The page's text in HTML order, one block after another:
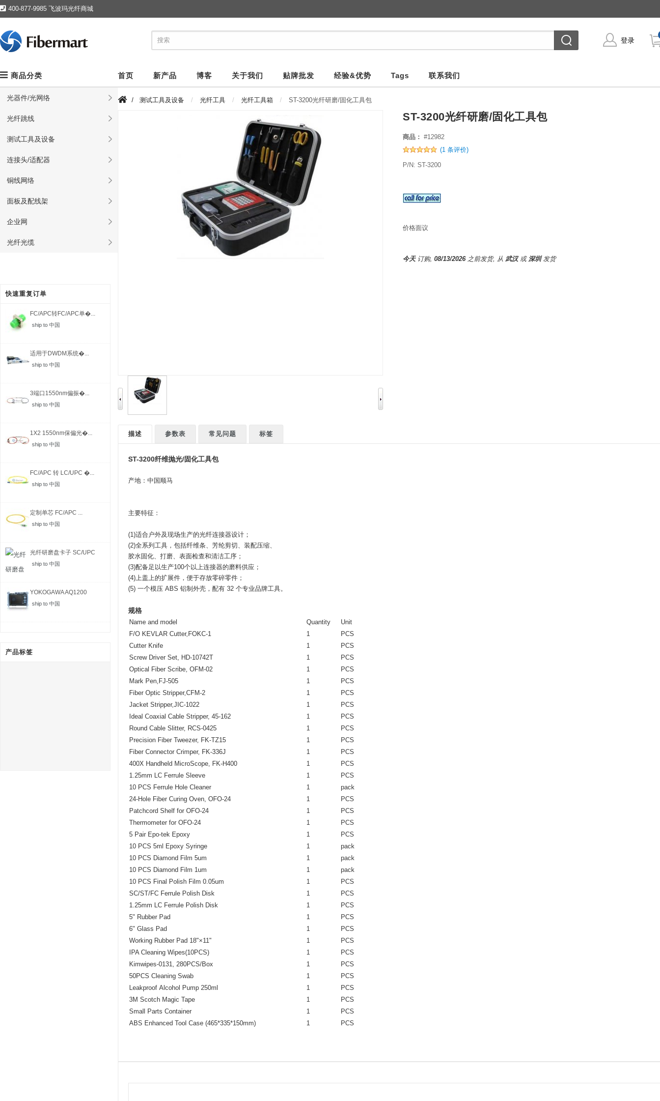
400-877-9985 飞波玛光纤商城
登录
商品分类
光器件/光网络
光纤跳线
测试工具及设备
连接头/适配器
铜线网络
面板及配线架
企业网
光纤光缆
首页 新产品 博客 关于我们 贴牌批发 经验&优势 Tags 联系我们
快速重复订单
FC/APC转FC/APC单�...
ship to 中国
适用于DWDM系统�...
ship to 中国
3端口1550nm偏振�...
ship to 中国
1X2 1550nm保偏光�...
ship to 中国
FC/APC 转 LC/UPC �...
ship to 中国
定制单芯 FC/APC ...
ship to 中国
光纤研磨盘卡子 SC/UPC
ship to 中国
YOKOGAWA AQ1200
MFT-...
ship to 中国
产品标签
/ 测试工具及设备 光纤工具 光纤工具箱 ST-3200光纤研磨/固化工具包
ST-3200光纤研磨/固化工具包
商品： #12982
(1 条评价)
P/N: ST-3200
价格面议
今天订购, 08/13/2026之前发货, 从 武汉或 深圳发货
描述 参数表 常见问题 标签
ST-3200纤维抛光/固化工具包
产地：中国顺马
主要特征：
(1)适合户外及现场生产的光纤连接器设计；
(2)全系列工具，包括纤维条、芳纶剪切、装配压缩、
胶水固化、打磨、表面检查和清洁工序；
(3)配备足以生产100个以上连接器的磨料供应；
(4)上盖上的扩展件，便于存放零碎零件；
(5) 一个模压 ABS 铝制外壳，配有 32 个专业品牌工具。
规格
Name and model Quantity
Unit
F/O KEVLAR Cutter,FOKC-1
1
PCS
Cutter Knife
1
PCS
Screw Driver Set, HD-10742T
1
PCS
Optical Fiber Scribe, OFM-02
1
PCS
Mark Pen,FJ-505
1
PCS
Fiber Optic Stripper,CFM-2
1
PCS
Jacket Stripper,JIC-1022
1
PCS
Ideal Coaxial Cable Stripper, 45-162
1
PCS
Round Cable Slitter, RCS-0425
1
PCS
Precision Fiber Tweezer, FK-TZ15
1
PCS
Fiber Connector Crimper, FK-336J
1
PCS
400X Handheld MicroScope, FK-H400
1
PCS
1.25mm LC Ferrule Sleeve
1
PCS
10 PCS Ferrule Hole Cleaner
1
pack
24-Hole Fiber Curing Oven, OFO-24
1
PCS
Patchcord Shelf for OFO-24
1
PCS
Thermometer for OFO-24
1
PCS
5 Pair Epo-tek Epoxy
1
PCS
10 PCS 5ml Epoxy Syringe
1
pack
10 PCS Diamond Film 5um
1
pack
10 PCS Diamond Film 1um
1
pack
10 PCS Final Polish Film 0.05um
1
PCS
SC/ST/FC Ferrule Polish Disk
1
PCS
1.25mm LC Ferrule Polish Disk
1
PCS
5" Rubber Pad
1
PCS
6" Glass Pad
1
PCS
Working Rubber Pad 18"×11"
1
PCS
IPA Cleaning Wipes(10PCS)
1
PCS
Kimwipes-0131, 280PCS/Box
1
PCS
50PCS Cleaning Swab
1
PCS
Leakproof Alcohol Pump 250ml
1
PCS
3M Scotch Magic Tape
1
PCS
Small Parts Container
1
PCS
ABS Enhanced Tool Case (465*335*150mm)
1 PCS